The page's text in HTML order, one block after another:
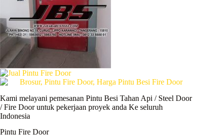
Kami melayani pemesanan Pintu Besi Tahan Api / Steel Door
/ Fire Door untuk pekerjaan proyek anda Ke seluruh
Indonesia
Pintu Fire Door